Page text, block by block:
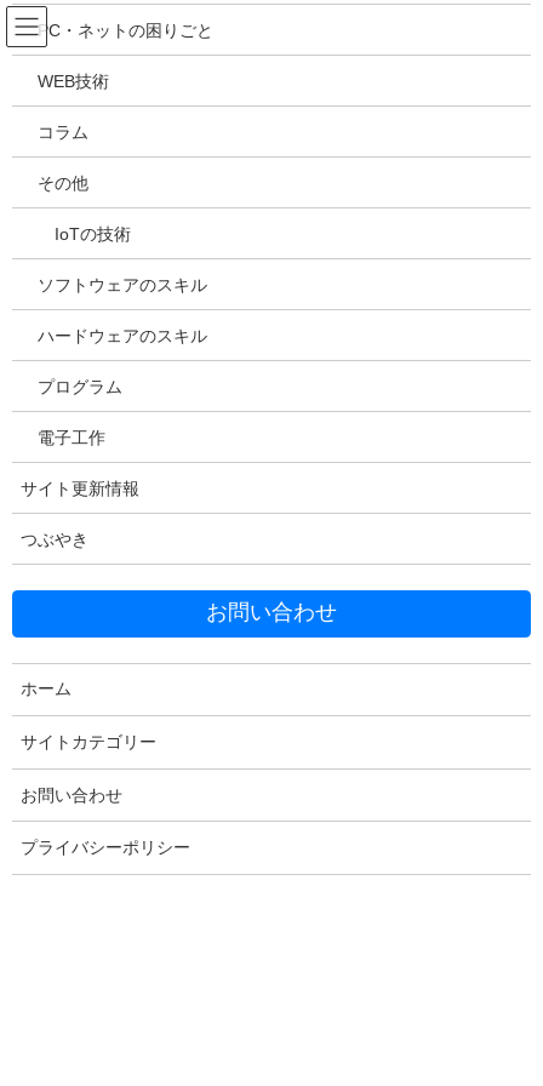
コ
ン
テ
ツ
ス
ッ
ナ
ビ
ゲ
シ
ン
移
吉川万能ＩＴ研究所
メディア
HOME
2021年4月18日
20210416091107
Facebook
Copy
コメントを残す
PC・ネットの困りごと
WEB技術
コラム
その他
IoTの技術
ソフトウェアのスキル
ハードウェアのスキル
プログラム
電子工作
サイト更新情報
つぶやき
お問い合わせ
ホーム
サイトカテゴリー
お問い合わせ
プライバシーポリシー